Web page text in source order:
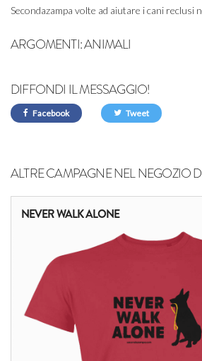
Secondazampa volte ad aiutare i cani reclusi
ARGOMENTI:ANIMALI
DIFFONDI IL MESSAGGIO!
Facebook Tweet
ALTRE CAMPAGNE NEL NEGOZIO
NEVER WALK ALONE